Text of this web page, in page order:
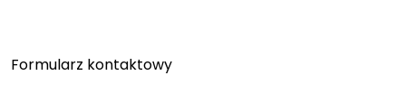
Formularz kontaktowy